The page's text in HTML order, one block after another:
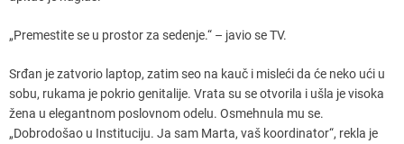
„Premestite se u prostor za sedenje.“ – javio se TV.
Srđan je zatvorio laptop, zatim seo na kauč i misleći da će neko ući u
sobu, rukama je pokrio genitalije. Vrata su se otvorila i ušla je visoka
žena u elegantnom poslovnom odelu. Osmehnula mu se.
„Dobrodošao u Instituciju. Ja sam Marta, vaš koordinator“, rekla je